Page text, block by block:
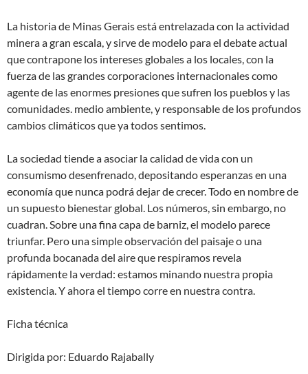
La historia de Minas Gerais está entrelazada con la actividad
minera a gran escala, y sirve de modelo para el debate actual
que contrapone los intereses globales a los locales, con la
fuerza de las grandes corporaciones internacionales como
agente de las enormes presiones que sufren los pueblos y las
comunidades. medio ambiente, y responsable de los profundos
cambios climáticos que ya todos sentimos.
La sociedad tiende a asociar la calidad de vida con un
consumismo desenfrenado, depositando esperanzas en una
economía que nunca podrá dejar de crecer. Todo en nombre de
un supuesto bienestar global. Los números, sin embargo, no
cuadran. Sobre una fina capa de barniz, el modelo parece
triunfar. Pero una simple observación del paisaje o una
profunda bocanada del aire que respiramos revela
rápidamente la verdad: estamos minando nuestra propia
existencia. Y ahora el tiempo corre en nuestra contra.
Ficha técnica
Dirigida por: Eduardo Rajabally